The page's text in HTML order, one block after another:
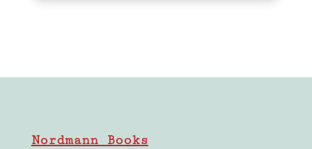
Nordmann Books